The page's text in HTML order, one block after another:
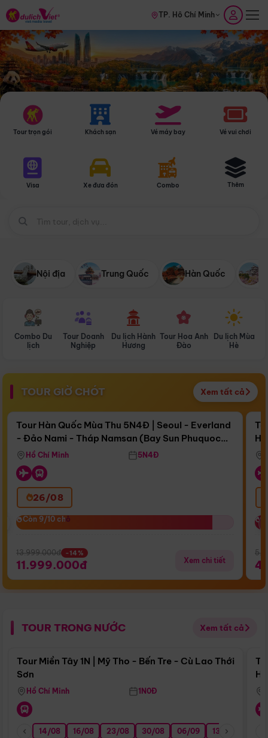
TP. Hồ Chí Minh
Tour trọn gói Khách sạn Vé máy bay Vé vui chơi
Visa Xe đưa đón Combo Thêm
Nội địa Trung Quốc Hàn Quốc
Combo Du
lịch
Tour Doanh
Nghiệp
Du lịch Hành
Hương
Tour Hoa Anh
Đào
Du lịch Mùa
Hè
TOUR GIỜ CHÓT Xem tất cả
Còn17 ngày 06:49:14
Bay Sun Phuquoc Airways
Điểm nổi bật
Tour Hàn Quốc Mùa Thu 5N4Đ | Seoul - Everland
- Đảo Nami - Tháp Namsan (Bay Sun Phuquoc
Airways)
Hồ Chí Minh 5N4Đ
26/08
Còn 9/10 chỗ
Còn 9/10 chỗ
13.999.000đ -14%
11.999.000đ Xem chi tiết
TOUR TRONG NƯỚC Xem tất cả
Điểm nổi bật
Tour Miền Tây 1N | Mỹ Tho - Bến Tre - Cù Lao Thới
Sơn
Hồ Chí Minh 1N0Đ
14/08 16/08 23/08 30/08 06/09 13/09